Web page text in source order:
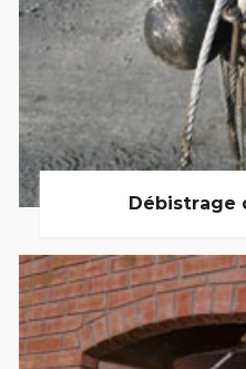
Débistrage